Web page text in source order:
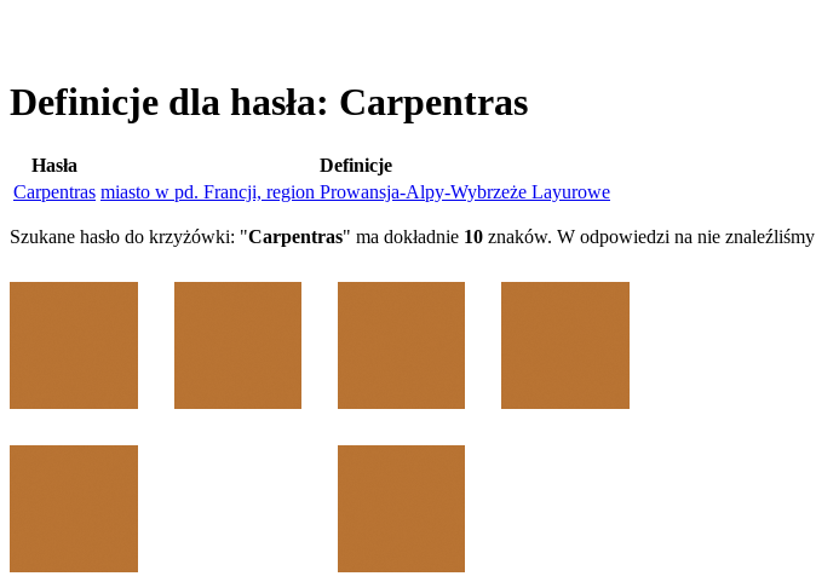
Definicje dla hasła: Carpentras
Hasła
Definicje
Carpentras miasto w pd. Francji, region Prowansja-Alpy-Wybrzeże Layurowe
Szukane hasło do krzyżówki: "Carpentras" ma dokładnie 10 znaków. W odpowiedzi na nie znaleźliśmy